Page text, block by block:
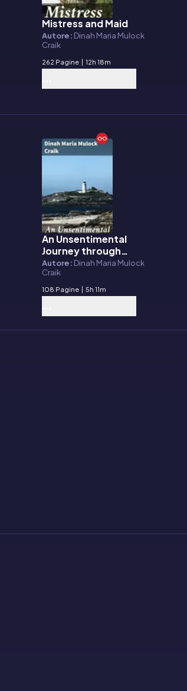
E-book
Mistress and Maid
Autore: Dinah Maria Mulock
Craik
262 Pagine | 12h 18m
E-book
An Unsentimental
Journey through
Cornwall
Autore: Dinah Maria Mulock
Craik
108 Pagine | 5h 11m